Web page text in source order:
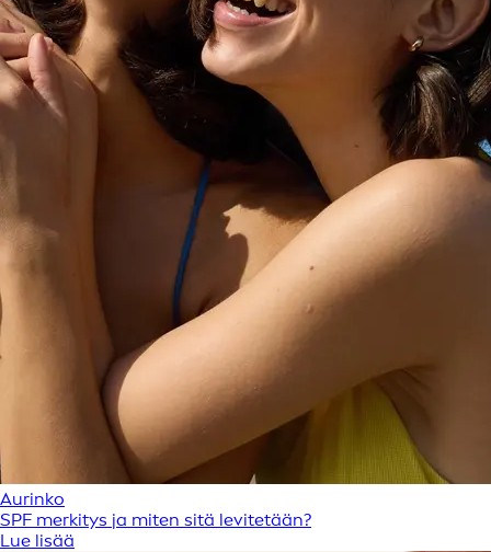
Aurinko
SPF merkitys ja miten sitä levitetään?
Lue lisää